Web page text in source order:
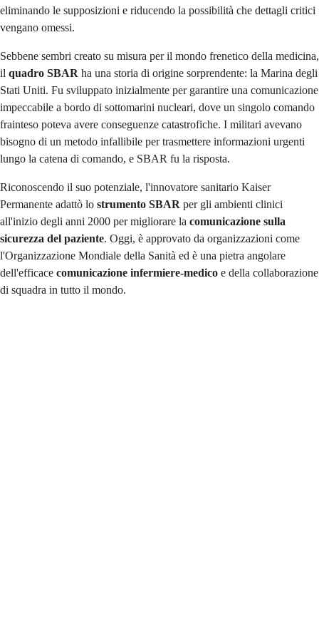
eliminando le supposizioni e riducendo la possibilità che dettagli critici
vengano omessi.
Sebbene sembri creato su misura per il mondo frenetico della medicina,
il quadro SBAR ha una storia di origine sorprendente: la Marina degli
Stati Uniti. Fu sviluppato inizialmente per garantire una comunicazione
impeccabile a bordo di sottomarini nucleari, dove un singolo comando
frainteso poteva avere conseguenze catastrofiche. I militari avevano
bisogno di un metodo infallibile per trasmettere informazioni urgenti
lungo la catena di comando, e SBAR fu la risposta.
Riconoscendo il suo potenziale, l'innovatore sanitario Kaiser
Permanente adattò lo strumento SBAR per gli ambienti clinici
all'inizio degli anni 2000 per migliorare la comunicazione sulla
sicurezza del paziente. Oggi, è approvato da organizzazioni come
l'Organizzazione Mondiale della Sanità ed è una pietra angolare
dell'efficace comunicazione infermiere-medico e della collaborazione
di squadra in tutto il mondo.